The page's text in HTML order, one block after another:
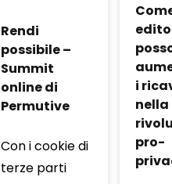
Rendi
possibile –
Summit
online di
Permutive
Con i cookie di
terze parti
i
nella
pro-